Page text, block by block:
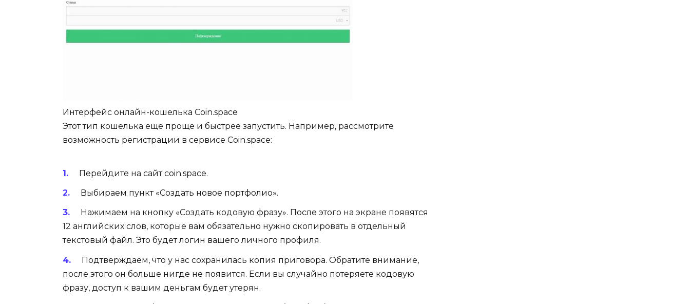
Интерфейс онлайн-кошелька Coin.space
Этот тип кошелька еще проще и быстрее запустить. Например, рассмотрите
возможность регистрации в сервисе Coin.space:
Перейдите на сайт coin.space.
Выбираем пункт «Создать новое портфолио».
Нажимаем на кнопку «Создать кодовую фразу». После этого на экране появятся
12 английских слов, которые вам обязательно нужно скопировать в отдельный
текстовый файл. Это будет логин вашего личного профиля.
Подтверждаем, что у нас сохранилась копия приговора. Обратите внимание,
после этого он больше нигде не появится. Если вы случайно потеряете кодовую
фразу, доступ к вашим деньгам будет утерян.